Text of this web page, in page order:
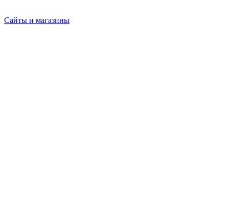
Сайты и магазины